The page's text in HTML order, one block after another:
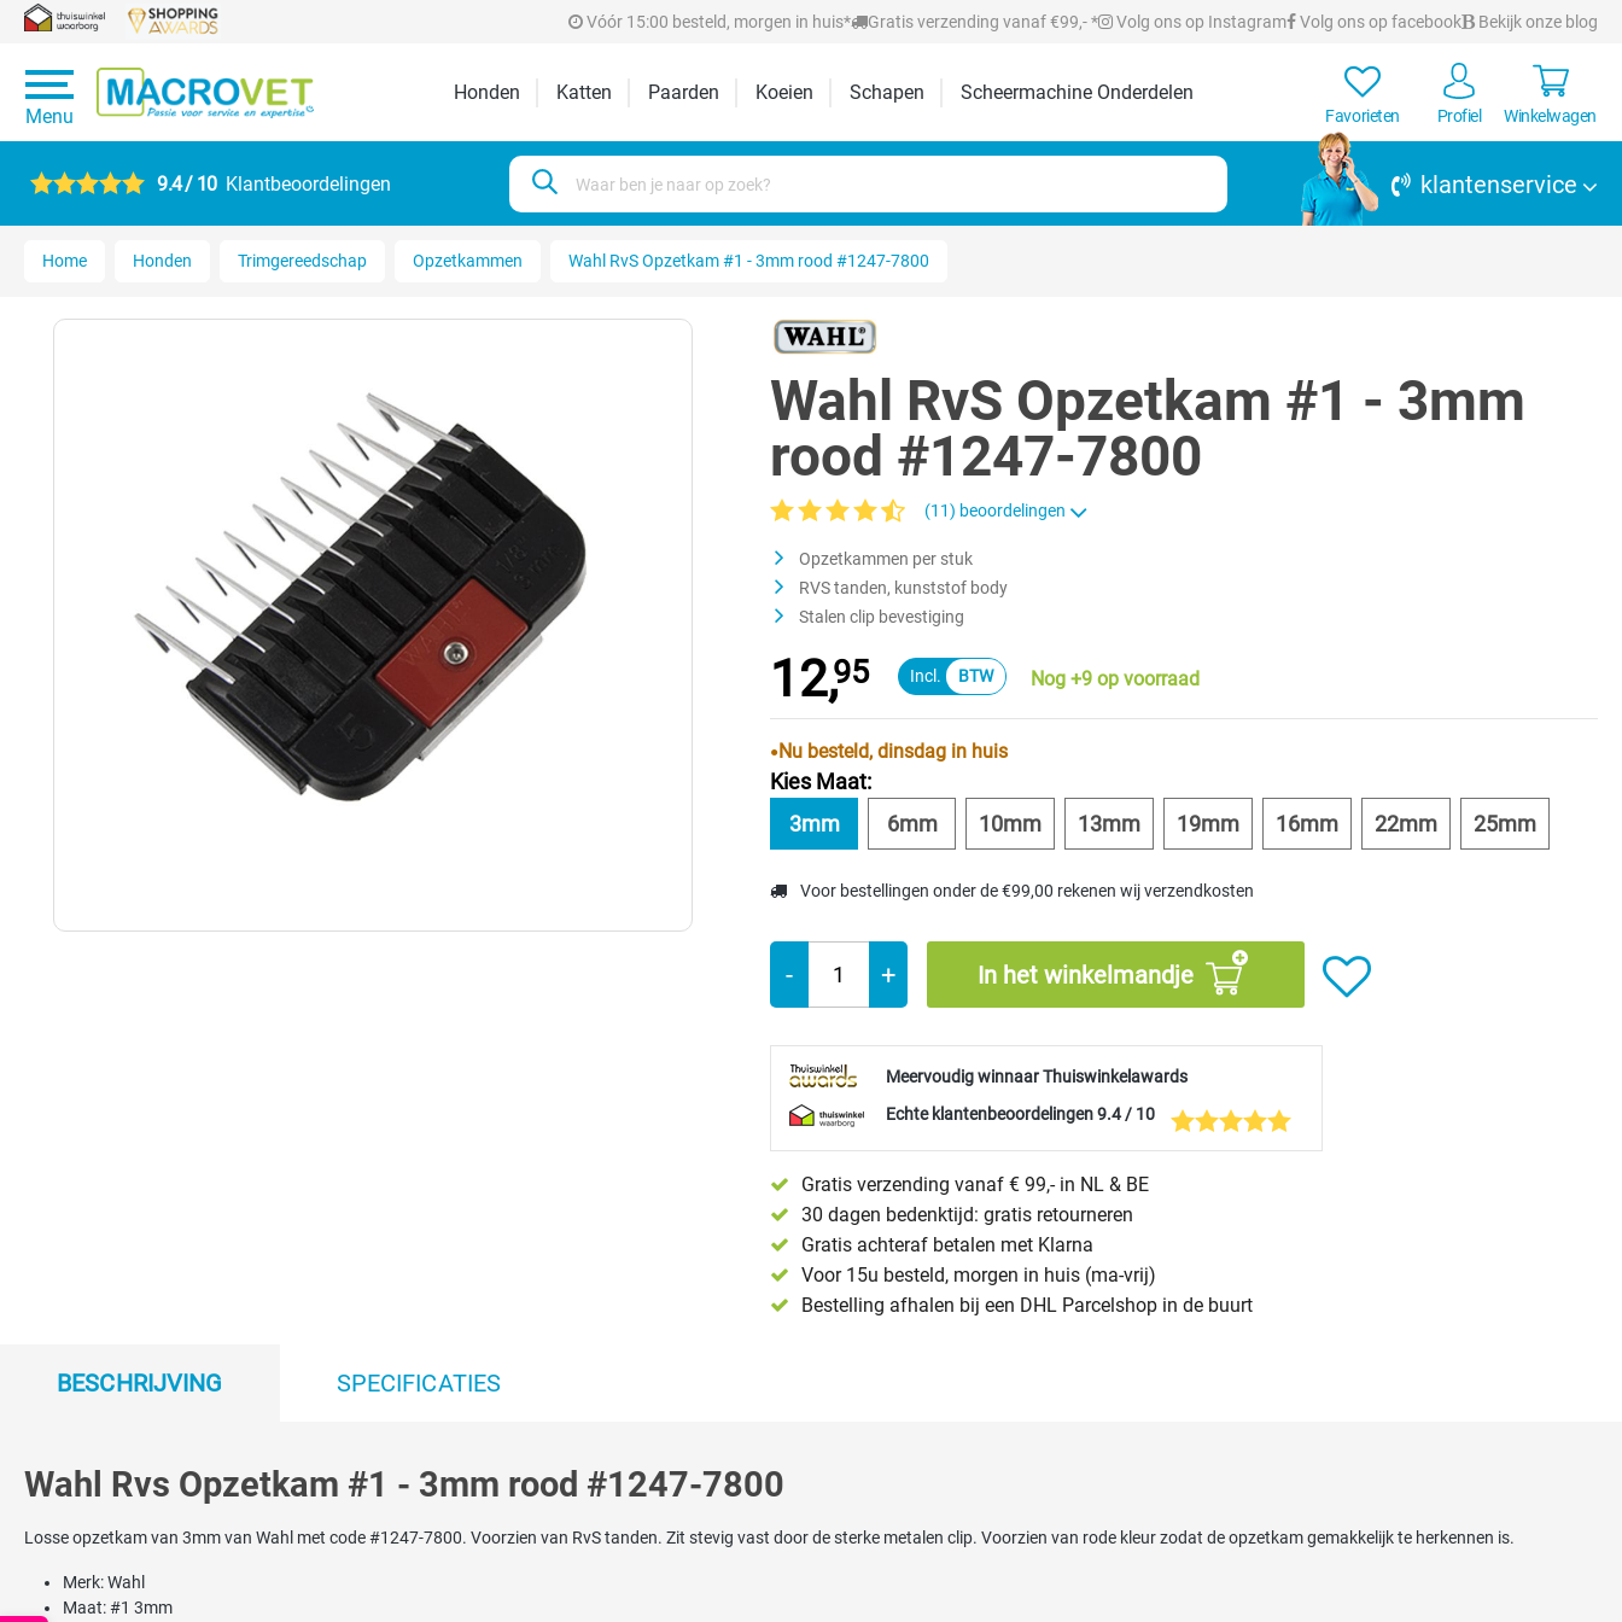
Vóór 15:00 besteld, morgen in huis* Gratis verzending vanaf €99,- * Volg ons op Instagram Volg ons op facebook Bekijk onze blog
Menu
Honden Katten Paarden Koeien Schapen Scheermachine Onderdelen
Favorieten Profiel Winkelwagen
9.4 / 10 Klantbeoordelingen klantenservice
Home Honden Trimgereedschap Opzetkammen Wahl RvS Opzetkam #1 - 3mm rood #1247-7800
Wahl RvS Opzetkam #1 - 3mm
rood #1247-7800
(11) beoordelingen
Opzetkammen per stuk
RVS tanden, kunststof body
Stalen clip bevestiging
12,95 Nog +9 op voorraad
Nu besteld, dinsdag in huis
Kies Maat:
3mm
6mm 10mm 13mm 19mm 16mm 22mm 25mm
Voor bestellingen onder de €99,00 rekenen wij verzendkosten
- + In het winkelmandje
Meervoudig winnaar Thuiswinkelawards
Echte klantenbeoordelingen 9.4 / 10
Gratis verzending vanaf € 99,- in NL & BE
30 dagen bedenktijd: gratis retourneren
Gratis achteraf betalen met Klarna
Voor 15u besteld, morgen in huis (ma-vrij)
Bestelling afhalen bij een DHL Parcelshop in de buurt
BESCHRIJVING SPECIFICATIES
Wahl Rvs Opzetkam #1 - 3mm rood #1247-7800
Losse opzetkam van 3mm van Wahl met code #1247-7800. Voorzien van RvS tanden. Zit stevig vast door de sterke metalen clip. Voorzien van rode kleur zodat de opzetkam gemakkelijk te herkennen is.
Merk: Wahl
Maat: #1 3mm